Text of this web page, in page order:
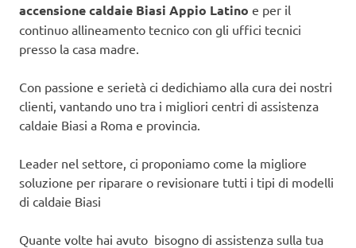
accensione caldaie Biasi Appio Latino e per il
continuo allineamento tecnico con gli uffici tecnici
presso la casa madre.
Con passione e serietà ci dedichiamo alla cura dei nostri
clienti, vantando uno tra i migliori centri di assistenza
caldaie Biasi a Roma e provincia.
Leader nel settore, ci proponiamo come la migliore
soluzione per riparare o revisionare tutti i tipi di modelli
di caldaie Biasi
Quante volte hai avuto bisogno di assistenza sulla tua